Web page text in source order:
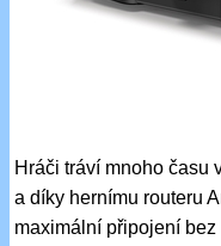
Hráči tráví mnoho času
a díky hernímu routeru
maximální připojení